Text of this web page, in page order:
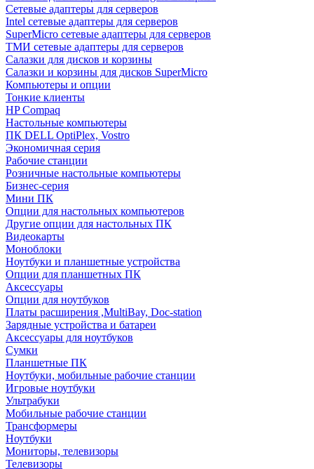
Сетевые адаптеры для серверов
Intel сетевые адаптеры для серверов
SuperMicro сетевые адаптеры для серверов
ТМИ сетевые адаптеры для серверов
Салазки для дисков и корзины
Салазки и корзины для дисков SuperMicro
Компьютеры и опции
Тонкие клиенты
HP Compaq
Настольные компьютеры
ПК DELL OptiPlex, Vostro
Экономичная серия
Рабочие станции
Розничные настольные компьютеры
Бизнес-серия
Мини ПК
Опции для настольных компьютеров
Другие опции для настольных ПК
Видеокарты
Моноблоки
Ноутбуки и планшетные устройства
Опции для планшетных ПК
Аксессуары
Опции для ноутбуков
Платы расширения ,MultiBay, Doc-station
Зарядные устройства и батареи
Аксессуары для ноутбуков
Сумки
Планшетные ПК
Ноутбуки, мобильные рабочие станции
Игровые ноутбуки
Ультрабуки
Мобильные рабочие станции
Трансформеры
Ноутбуки
Мониторы, телевизоры
Телевизоры